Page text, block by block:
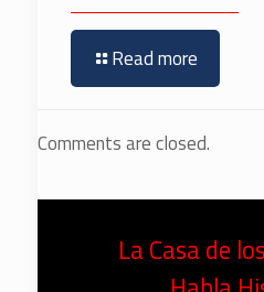
Read more
Comments are closed.
La Casa de